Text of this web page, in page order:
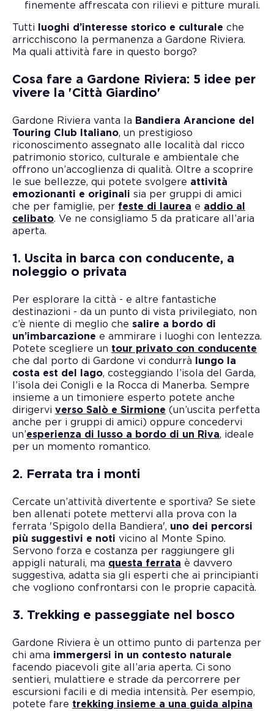
finemente affrescata con rilievi e pitture murali.
Tutti luoghi d’interesse storico e culturale che
arricchiscono la permanenza a Gardone Riviera.
Ma quali attività fare in questo borgo?
Cosa fare a Gardone Riviera: 5 idee per
vivere la 'Città Giardino'
Gardone Riviera vanta la Bandiera Arancione del
Touring Club Italiano, un prestigioso
riconoscimento assegnato alle località dal ricco
patrimonio storico, culturale e ambientale che
offrono un’accoglienza di qualità. Oltre a scoprire
le sue bellezze, qui potete svolgere attività
emozionanti e originali sia per gruppi di amici
che per famiglie, per feste di laurea e addio al
celibato. Ve ne consigliamo 5 da praticare all’aria
aperta.
1. Uscita in barca con conducente, a
noleggio o privata
Per esplorare la città - e altre fantastiche
destinazioni - da un punto di vista privilegiato, non
c’è niente di meglio che salire a bordo di
un’imbarcazione e ammirare i luoghi con lentezza.
Potete scegliere un tour privato con conducente
che dal porto di Gardone vi condurrà
lungo la
costa est del lago, costeggiando l’isola del Garda,
l’isola dei Conigli e la Rocca di Manerba. Sempre
insieme a un timoniere esperto potete anche
dirigervi verso Salò e Sirmione (un’uscita perfetta
anche per i gruppi di amici) oppure concedervi
un’esperienza di lusso a bordo di un Riva, ideale
per un momento romantico.
2. Ferrata tra i monti
Cercate un’attività divertente e sportiva? Se siete
ben allenati potete mettervi alla prova con la
ferrata 'Spigolo della Bandiera', uno dei percorsi
più suggestivi e noti vicino al Monte Spino.
Servono forza e costanza per raggiungere gli
appigli naturali, ma questa ferrata è davvero
suggestiva, adatta sia gli esperti che ai principianti
che vogliono confrontarsi con le proprie capacità.
3. Trekking e passeggiate nel bosco
Gardone Riviera è un ottimo punto di partenza per
chi ama immergersi in un contesto naturale
facendo piacevoli gite all’aria aperta. Ci sono
sentieri, mulattiere e strade da percorrere per
escursioni facili e di media intensità. Per esempio,
potete fare trekking insieme a una guida alpina